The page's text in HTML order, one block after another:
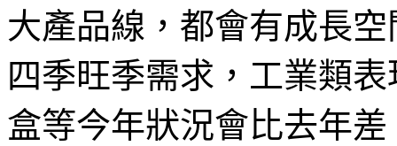
大產品線，都會有成長
四季旺季需求，工業類
盒等今年狀況會比去年差